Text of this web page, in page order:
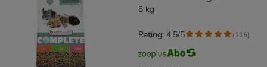
8 kg
Rating: 4.5/5 (115)